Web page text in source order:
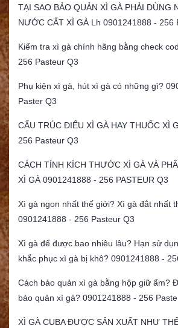
TẠI SAO BẢO QUẢN XÌ GÀ PHẢI DÙNG
NƯỚC CẤT XÌ GÀ Lh 0901241888 - 256
Kiểm tra xì gà chính hãng bằng check
256 Pasteur Q3
Phụ kiện xì gà, hút xì gà có những gì?
Paster Q3
CẤU TRÚC ĐIẾU XÌ GÀ HAY THUỐC XÌ
256 Pasteur Q3
CÁCH TÍNH KÍCH THƯỚC XÌ GÀ VÀ
XÌ GÀ 0901241888 - 256 PASTEUR Q3
Xì gà ngon nhất thế giới? Xì gà đắt nhất
0901241888 - 256 Pasteur Q3
Xì gà để được bao nhiêu lâu? Hạn sử
khắc phục xì gà bị khô? 0901241888 -
Cách bảo quản xì gà bằng hộp giữ ẩm?
bảo quản xì gà? 0901241888 - 256
XÌ GÀ CUBA ĐƯỢC SẢN XUẤT NHƯ